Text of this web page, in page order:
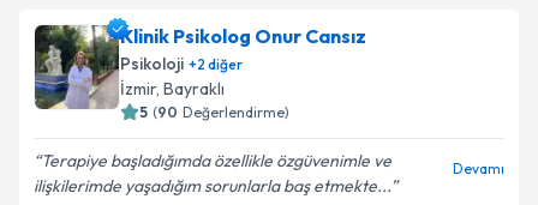
Klinik Psikolog Onur Cansız
Psikoloji +2 diğer
İzmir, Bayraklı
5 (90 Değerlendirme)
Terapiye başladığımda özellikle özgüvenimle ve
ilişkilerimde yaşadığım sorunlarla baş etmekte...
Devamı